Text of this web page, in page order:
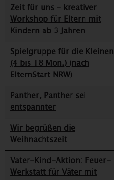
Zeit für uns - kreativer
Workshop für Eltern mit
Kindern ab 3 Jahren
Spielgruppe für die Kleinen
(4 bis 18 Mon.) (nach
ElternStart NRW)
Panther, Panther sei
entspannter
Wir begrüßen die
Weihnachtszeit
Vater-Kind-Aktion: Feuer-
Werkstatt für Väter mit